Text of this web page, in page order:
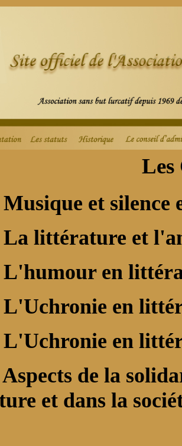
Les
Musique et
La littérature et
L'humour en
L'Uchronie en
L'Uchronie en
de la
et dans la